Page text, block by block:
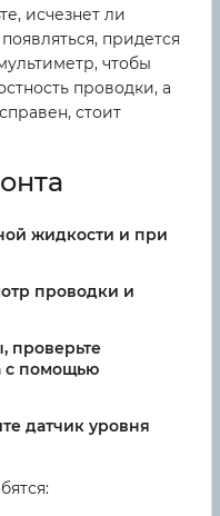
исчезнет ли
придется
чтобы
проводки, а
стоит
жидкости и при
проводки и
проверьте
с помощью
датчик уровня